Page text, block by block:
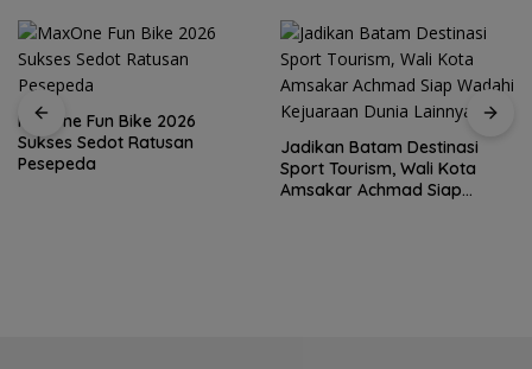
MaxOne Fun Bike 2026
Sukses Sedot Ratusan
Pesepeda
Jadikan Batam Destinasi
Sport Tourism, Wali Kota
Amsakar Achmad Siap